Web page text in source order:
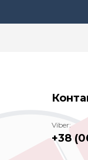
Viber:
+38